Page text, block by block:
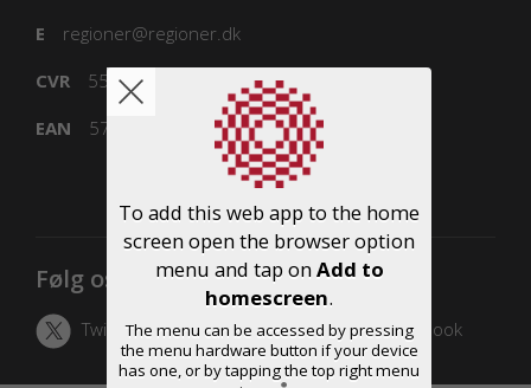
regioner@regioner.dk
E
55832218
CVR
5798000016477
EAN
Følg os
Twitter LinkedIn Facebook
To add this web app to the home
screen open the browser option
menu and tap onAdd to
homescreen.
The menu can be accessed by pressing
the menu hardware button if your device
has one, or by tapping the top right menu